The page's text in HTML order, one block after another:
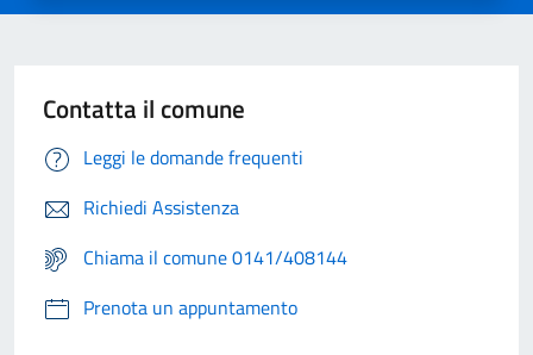
Contatta il comune
Leggi le domande frequenti
Richiedi Assistenza
Chiama il comune 0141/408144
Prenota un appuntamento